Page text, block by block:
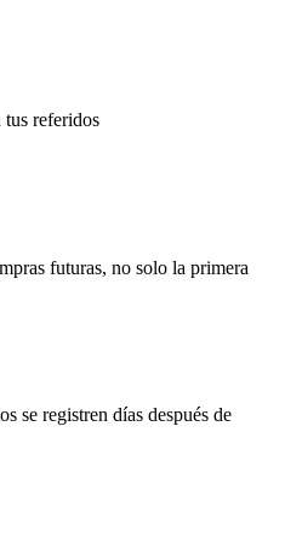
tus referidos
futuras, no solo la primera
se registren días después de